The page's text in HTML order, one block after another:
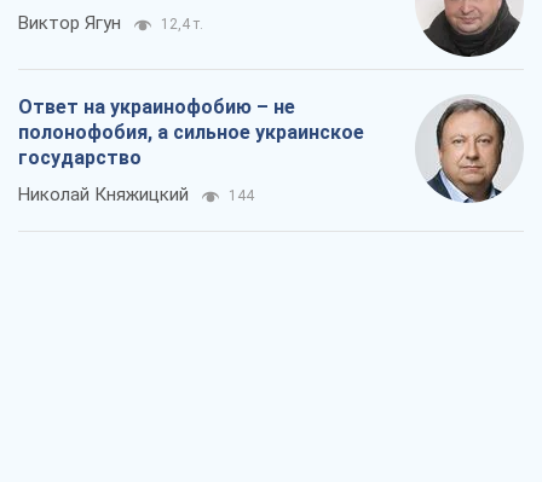
Виктор Ягун 12,4 т.
Ответ на украинофобию – не
полонофобия, а сильное украинское
государство
Николай Княжицкий 144